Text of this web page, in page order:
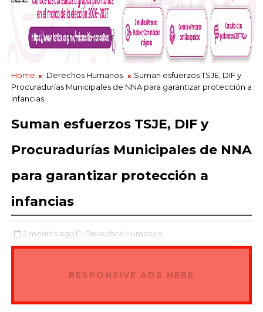
Home Derechos Humanos
Suman esfuerzos TSJE, DIF y
Procuradurías Municipales de NNA para garantizar protección a
infancias
Suman esfuerzos TSJE, DIF y
Procuradurías Municipales de NNA
para garantizar protección a
infancias
2 months ago Derechos Humanos,
RESPONSIVE ADS HERE